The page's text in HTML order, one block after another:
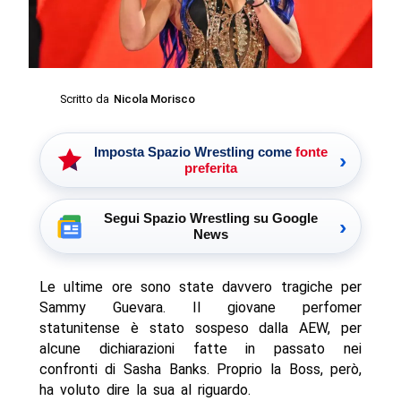
Scritto da Nicola Morisco
Imposta Spazio Wrestling come fonte
preferita
›
Segui Spazio Wrestling su Google
News
›
Le ultime ore sono state davvero tragiche per
Sammy Guevara. Il giovane perfomer
statunitense è stato sospeso dalla AEW, per
alcune dichiarazioni fatte in passato nei
confronti di Sasha Banks. Proprio la Boss, però,
ha voluto dire la sua al riguardo.